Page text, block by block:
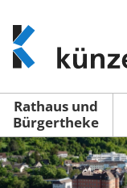
www.kuenzelsau.de
(zur
Startseite)
Rathaus und
Bürgertheke